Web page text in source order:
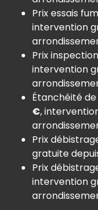
Prix essais
intervention
Prix
intervention
Étanchéité
€,
Prix
gratuite
Prix
intervention